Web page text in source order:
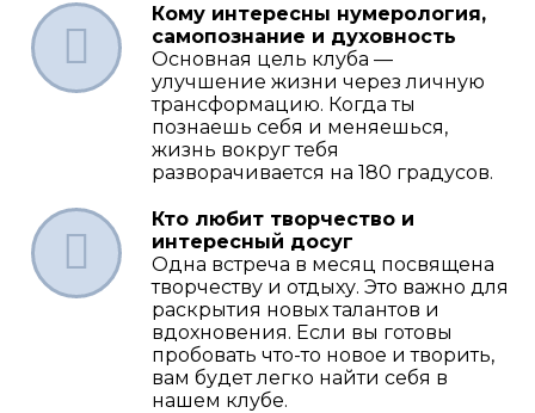
Кому интересны нумерология,
самопознание и духовность
Основная цель клуба —
улучшение жизни через личную
трансформацию. Когда ты
познаешь себя и меняешься,
жизнь вокруг тебя
разворачивается на 180 градусов.
Кто любит творчество и
интересный досуг
Одна встреча в месяц посвящена
творчеству и отдыху. Это важно для
раскрытия новых талантов и
вдохновения. Если вы готовы
пробовать что-то новое и творить,
вам будет легко найти себя в
нашем клубе.